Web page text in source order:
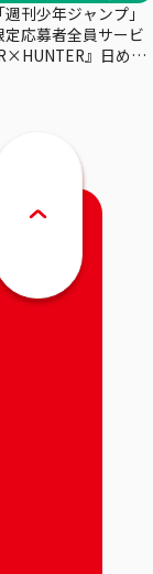
刊少年ジャンプ」
定応募者全員サービ
』日めく